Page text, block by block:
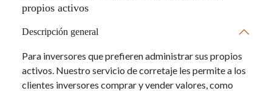
propios activos
Descripción general
Para inversores que prefieren administrar sus propios
activos. Nuestro servicio de corretaje les permite a los
clientes inversores comprar y vender valores, como